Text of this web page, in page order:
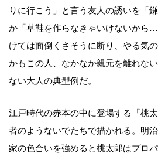
りに行こう」と言う友人の誘いを「
か「草鞋を作らなきゃいけないから
けては面倒くさそうに断り、やる気
かもこの人、なかなか親元を離れな
ない大人の典型例だ。
江戸時代の赤本の中に登場する『桃
者のようないでたちで描かれる。明
家の色合いを強めると桃太郎はプロ